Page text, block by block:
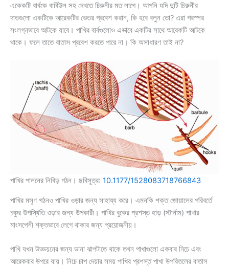
একেকটি বার্বকে বার্বিউল সহ দেখতে চিরুনীর মত লাগে। আপনি যদি দুটি চিরুনীর
দাতগুলো একটিকে আরেকটির ভেতর প্রবেশ করান, কি হবে বলুন তো? এরা পরস্পর
সংলগ্নভাবে আটকে যাবে। পাখির বার্বগুলোও এভাবে একটির সাথে আরেকটি আটকে
থাকে। ফলে তাতে বাতাস প্রবেশ করতে পারে না। কি অসাধারণ তাই না?
পাখির পালনের নিবিড় গঠন। ছবিসূত্র: 10.1177/1528083718766843
পাখির মসৃণ গঠনও পাখির ওড়ার জন্য সাহায্য করে। এমনকি শক্ত জোয়ালের পরিবর্তে
চঞ্চুর উপস্থিতি ওড়ার জন্য উপকারী। পাখির বুকের প্রশস্ত হাড় (স্টার্নাম) পাখার
মাংসপেশী শক্তভাবে লেগে থাকার জন্য প্রয়োজনীয়।
পাখি যখন উড্ডয়নের জন্য ডানা ঝাপটাতে থাকে তখন পাখাগুলো একবার নিচে এবং
আরেকবার উপরে যায়। নিচে চাপ দেয়ার সময় পাখির প্রশস্ত পাখা উপরিতলের বাতাস